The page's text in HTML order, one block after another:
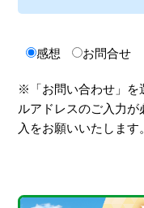
感想 お問合せ
※「お問い合わせ」を
ルアドレスのご入力
入をお願いいたします。